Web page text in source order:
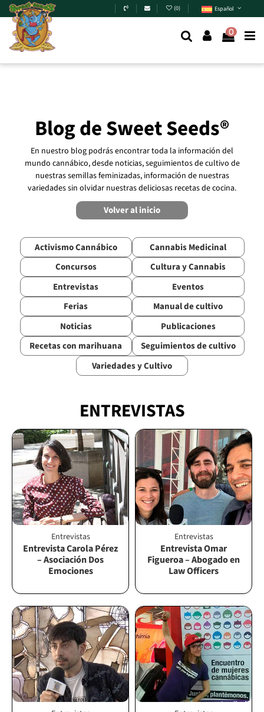
Skip to main content (0) Español
0
Blog de Sweet Seeds®
En nuestro blog podrás encontrar toda la información del
mundo cannábico, desde noticias, seguimientos de cultivo de
nuestras semillas feminizadas, información de nuestras
variedades sin olvidar nuestras deliciosas recetas de cocina.
Volver al inicio
Activismo Cannábico
Cannabis Medicinal
Concursos
Cultura y Cannabis
Entrevistas
Eventos
Ferias
Manual de cultivo
Noticias
Publicaciones
Recetas con marihuana
Seguimientos de cultivo
Variedades y Cultivo
ENTREVISTAS
Entrevistas
Entrevista Carola Pérez
– Asociación Dos
Emociones
Entrevistas
Entrevista Omar
Figueroa – Abogado en
Law Officers